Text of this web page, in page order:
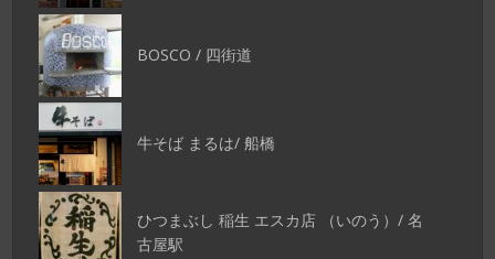
BOSCO / 四街道
牛そば まるは/ 船橋
ひつまぶし 稲生 エスカ店 （いのう）/ 名
古屋駅